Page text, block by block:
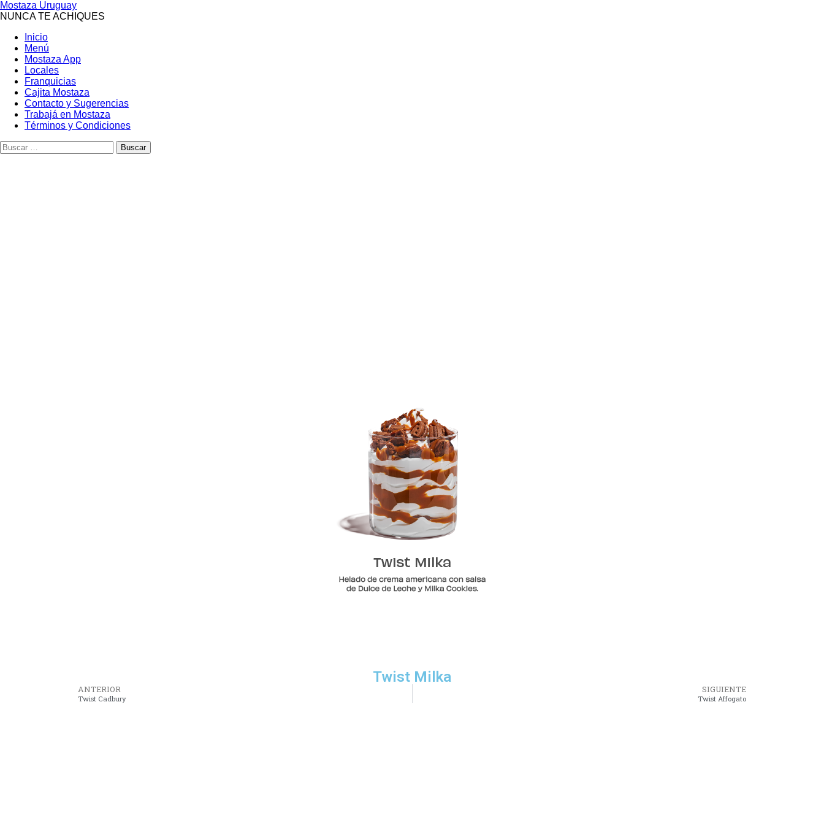
Mostaza Uruguay
NUNCA TE ACHIQUES
Inicio
Menú
Mostaza App
Locales
Franquicias
Cajita Mostaza
Contacto y Sugerencias
Trabajá en Mostaza
Términos y Condiciones
Twist Milka
ANTERIOR
Twist Cadbury
SIGUIENTE
Twist Affogato